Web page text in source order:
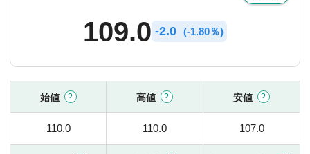
109.0 -2.0 (-1.80％)
始値 高値 安値
110.0 110.0 107.0